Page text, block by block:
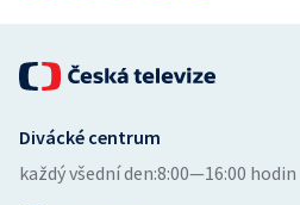
Divácké centrum
každý všední den:8:00—16:00 hodin